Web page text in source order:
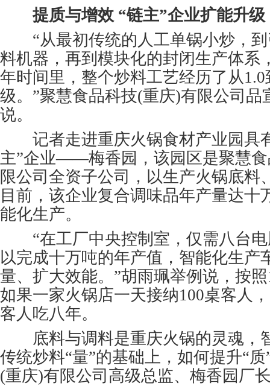
提质与增效 “链主”企业扩能升级
“从最初传统的人工单锅小炒，到
料机器，再到模块化的封闭生产体系
年时间里，整个炒料工艺经历了从
级。”聚慧食品科技(重庆)有限公司品
说。
记者走进重庆火锅食材产业园具
主”企业——梅香园，该园区是聚慧食
限公司全资子公司，以生产火锅底料
目前，该企业复合调味品年产量达十
能化生产。
“在工厂中央控制室，仅需八台电
以完成十万吨的年产值，智能化生产
量、扩大效能。”胡雨珮举例说，按
如果一家火锅店一天接纳100桌客人
客人吃八年。
底料与调料是重庆火锅的灵魂，
传统炒料“量”的基础上，如何提升“
(重庆)有限公司高级总监、梅香园厂